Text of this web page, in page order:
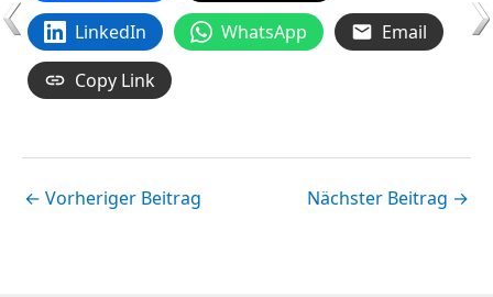
LinkedIn
WhatsApp
Email
Copy Link
← Vorheriger Beitrag Nächster Beitrag →